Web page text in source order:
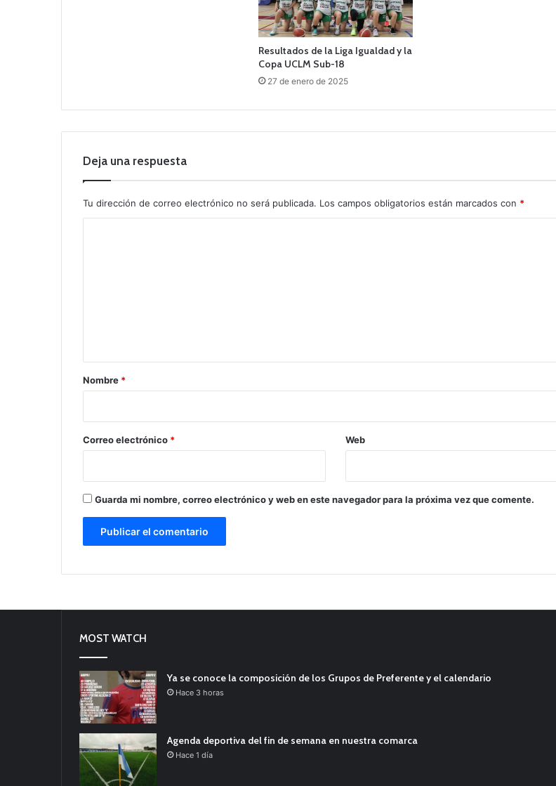
Resultados de la Liga Igualdad y la
Copa UCLM Sub-18
27 de enero de 2025
Deja una respuesta
Tu dirección de correo electrónico no será publicada. Los campos obligatorios están marcados con *
r
*
Nombre *
Correo electrónico * Web
Guarda mi nombre, correo electrónico y web en este navegador para la próxima vez que comente.
MOST WATCH
Ya se conoce la composición de los Grupos de Preferente y el calendario
Hace 3 horas
Agenda deportiva del fin de semana en nuestra comarca
Hace 1 día